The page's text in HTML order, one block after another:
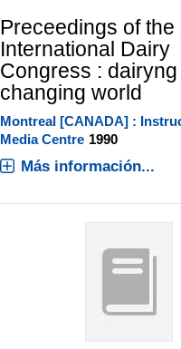
Preceedings of the
International Dairy
Congress :
changing world
Montreal [CANADA] :
Media Centre 1990
Más información...